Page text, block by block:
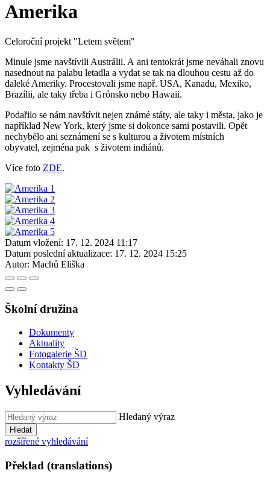
Amerika
Celoroční projekt "Letem světem"
Minule jsme navštívili Austrálii. A ani tentokrát jsme neváhali znovu
nasednout na palabu letadla a vydat se tak na dlouhou cestu až do
daleké Ameriky. Procestovali jsme např. USA, Kanadu, Mexiko,
Brazílii, ale taky třeba i Grónsko nebo Hawaii.
Podařilo se nám navštívit nejen známé státy, ale taky i města, jako je
například New York, který jsme si dokonce sami postavili. Opět
nechybělo ani seznámení se s kulturou a životem místních
obyvatel, zejména pak s životem indiánů.
Více foto ZDE.
Datum vložení: 17. 12. 2024 11:17
Datum poslední aktualizace: 17. 12. 2024 15:25
Autor: Machů Eliška
Školní družina
Dokumenty
Aktuality
Fotogalerie ŠD
Kontakty ŠD
Vyhledávání
Hledaný výraz
Hledat
rozšířené vyhledávání
Překlad (translations)